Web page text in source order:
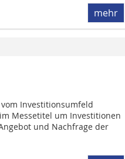
mehr
Investitionsumfeld
Messetitel um Investitionen
und Nachfrage der